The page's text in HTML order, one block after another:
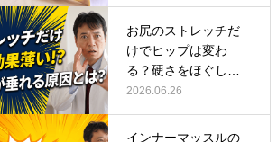
お尻のストレッチだ
けでヒップは変わ
る？硬さをほぐして
整える正しい方…
2026.06.26
インナーマッスルの